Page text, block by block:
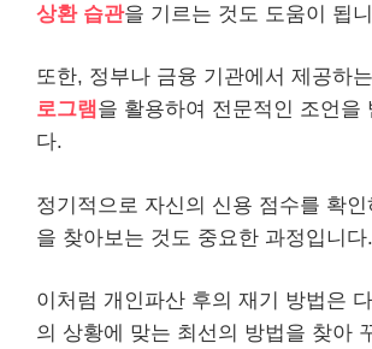
상환 습관을 기르는 것도 도움이 됩
또한, 정부나 금융 기관에서 제공하는
로그램 을 활용하여 전문적인 조언을
다.
정기적으로 자신의 신용 점수를 확
을 찾아보는 것도 중요한 과정입니다.
이처럼 개인파산 후의 재기 방법은
의 상황에 맞는 최선의 방법을 찾아